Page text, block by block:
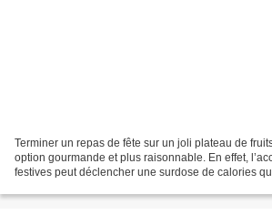
Terminer un repas de fête sur un joli plateau de
option gourmande et plus raisonnable. En effet,
festives peut déclencher une surdose de calories